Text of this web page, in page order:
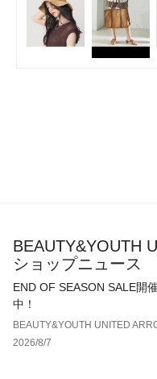
店舗へお問い合わせの際
で下記の品名/品番をお申
BEAUTY&YOUTH
ショップニュース
END OF SEASON SALE開
中！
BEAUTY&YOUTH UNITED
2026/8/7